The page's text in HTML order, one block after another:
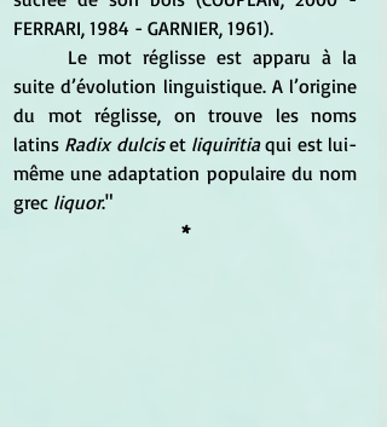
FERRARI, 1984 - GARNIER, 1961).
suite d’évolution linguistique. A l’origine
du mot réglisse, on trouve les noms
latins Radix dulcis et liquiritia qui est lui-
même une adaptation populaire du nom
grec liquor."
*